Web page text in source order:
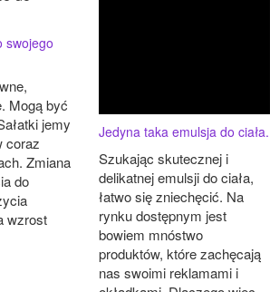
swojego
Mogą być
jemy
coraz
Zmiana
do
wzrost
Jedyna taka emulsja do ciała.
Szukając skutecznej i
delikatnej emulsji do ciała,
łatwo się zniechęcić. Na
rynku dostępnym jest
bowiem mnóstwo
produktów, które zachęcają
nas swoimi reklamami i